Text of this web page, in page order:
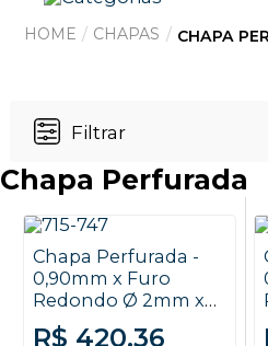
CHAPAS CHAPA
Filtrar
Chapa Perfurada
Chapa Perfurada -
0,90mm x Furo
Redondo Ø 2mm x
EC 3mm x 2x1m
R$ 420,36